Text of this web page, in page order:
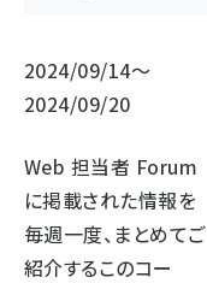
2024/09/14～
2024/09/20
Web 担当者 Forum
に掲載された情報を
毎週一度、まとめてご
紹介するこのコー